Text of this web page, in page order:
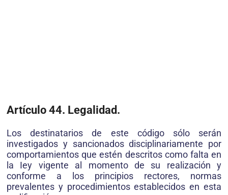
Artículo 44. Legalidad.
Los destinatarios de este código sólo serán
investigados y sancionados disciplinariamente por
comportamientos que estén descritos como falta en
la Iey vigente al momento de su realización y
conforme a los principios rectores, normas
prevalentes y procedimientos establecidos en esta